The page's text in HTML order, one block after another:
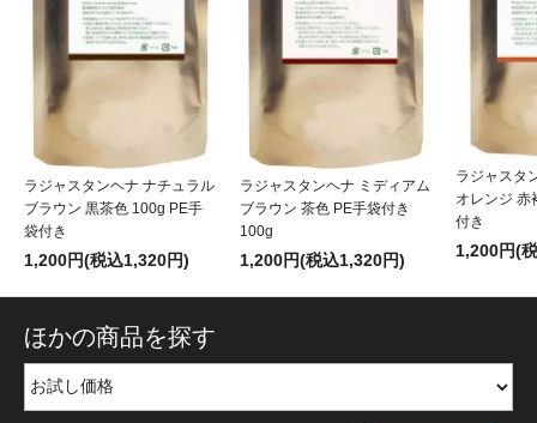
ラジャスタンヘナ ナチュラル
ブラウン 黒茶色 100g PE手
袋付き
1,200円(税込1,320円)
ラジャスタンヘナ ミディアム
ブラウン 茶色 PE手袋付き
100g
1,200円(税込1,320円)
ラジャスタ
オレンジ 赤
付き
1,200円(
ほかの商品を探す